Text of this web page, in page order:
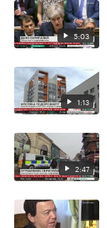
5:03
1:13
2:47